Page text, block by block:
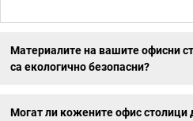
Материалите на вашите офисни
са екологично безопасни?
Могат ли кожените офис столици